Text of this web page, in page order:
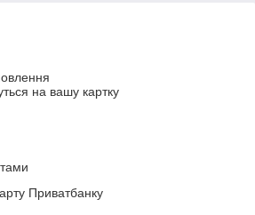
на вашу картку
Приватбанку